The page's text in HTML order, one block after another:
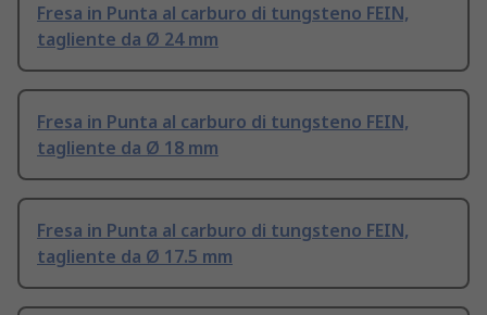
Fresa in Punta al carburo di tungsteno FEIN,
tagliente da Ø 24 mm
Fresa in Punta al carburo di tungsteno FEIN,
tagliente da Ø 18 mm
Fresa in Punta al carburo di tungsteno FEIN,
tagliente da Ø 17.5 mm